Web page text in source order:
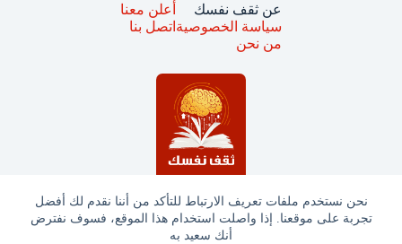
نحن نستخدم ملفات تعريف الارتباط للتأكد من أننا نقدم لك أفضل
تجربة على موقعنا. إذا واصلت استخدام هذا الموقع، فسوف نفترض
أنك سعيد به
جميع الحقوق محفوظة © ثقف نفسك 2025
عن ثقف نفسك
سياسة الخصوصية
من نحن
أعلن معنا
اتصل بنا